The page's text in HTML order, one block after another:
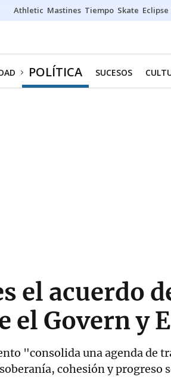
Athletic Mastines Tiempo Skate Eclipse
POLÍTICA SUCESOS
el acuerdo
el Govern y
"consolida una agenda de
cohesión y progreso